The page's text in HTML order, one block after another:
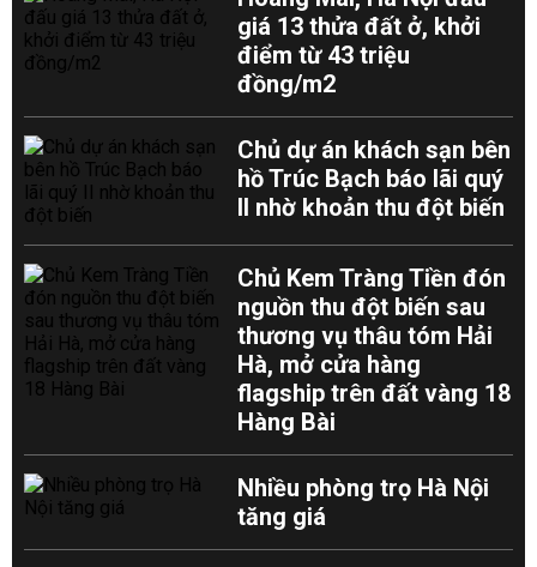
giá 13 thửa đất ở, khởi
điểm từ 43 triệu
đồng/m2
Chủ dự án khách sạn bên
hồ Trúc Bạch báo lãi quý
II nhờ khoản thu đột biến
Chủ Kem Tràng Tiền đón
nguồn thu đột biến sau
thương vụ thâu tóm Hải
Hà, mở cửa hàng
flagship trên đất vàng 18
Hàng Bài
Nhiều phòng trọ Hà Nội
tăng giá